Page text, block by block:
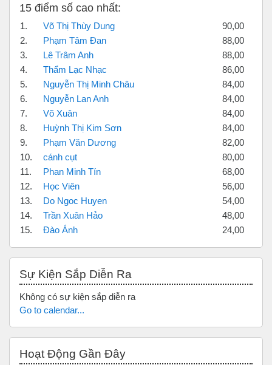
15 điểm số cao nhất:
1. Võ Thị Thùy Dung
90,00
2.
Phạm Tâm Đan
88,00
3.
Lê Trâm Anh
88,00
4.
Thẩm Lạc Nhạc
86,00
5.
Nguyễn Thị Minh Châu
84,00
6.
Nguyễn Lan Anh
84,00
7.
Võ Xuân
84,00
8.
Huỳnh Thị Kim Sơn
84,00
9.
Phạm Văn Dương
82,00
10.
cánh cụt
80,00
11.
Phan Minh Tín
68,00
12.
Học Viên
56,00
13.
Do Ngoc Huyen
54,00
14.
Trần Xuân Hảo
48,00
15.
Đào Ánh 24,00
Sự Kiện Sắp Diễn Ra
Không có sự kiện sắp diễn ra
Go to calendar...
Hoạt Động Gần Đây